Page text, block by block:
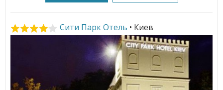
Сити Парк Отель • Киев